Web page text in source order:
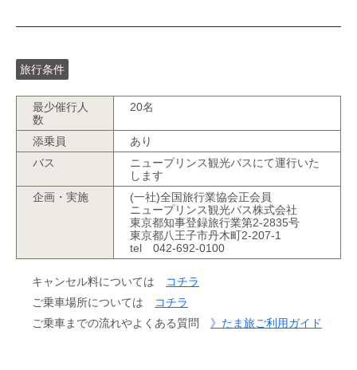
旅行条件
最少催行人
数
20名
添乗員
あり
バス
ニュープリンス観光バスにて運行いた
します
企画・実施
(一社)全国旅行業協会正会員
ニュープリンス観光バス株式会社
東京都知事登録旅行業第2-2835号
東京都八王子市丹木町2-207-1
tel 042-692-0100
キャンセル料については
コチラ
ご乗車場所については
コチラ
ご乗車までの流れやよくある質問 》たま旅ご利用ガイド